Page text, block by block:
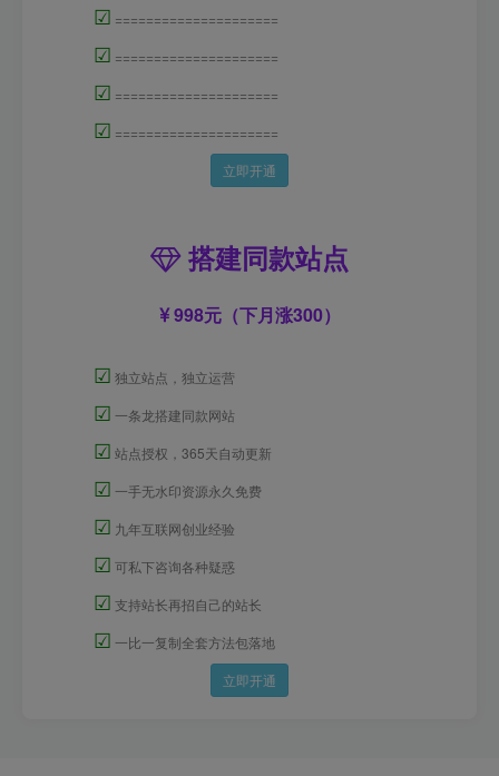
☑ =====================
☑ =====================
☑ =====================
☑ =====================
立即开通
搭建同款站点
998元（下月涨300）
☑ 独立站点，独立运营
☑ 一条龙搭建同款网站
☑ 站点授权，365天自动更新
☑ 一手无水印资源永久免费
☑ 九年互联网创业经验
☑ 可私下咨询各种疑惑
☑ 支持站长再招自己的站长
☑ 一比一复制全套方法包落地
立即开通